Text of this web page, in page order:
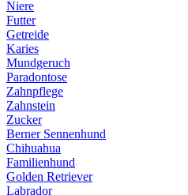
Niere
Futter
Getreide
Karies
Mundgeruch
Paradontose
Zahnpflege
Zahnstein
Zucker
Berner Sennenhund
Chihuahua
Familienhund
Golden Retriever
Labrador